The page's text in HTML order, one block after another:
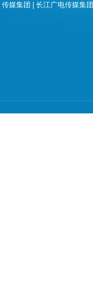
传媒集团 长江广电传媒集团